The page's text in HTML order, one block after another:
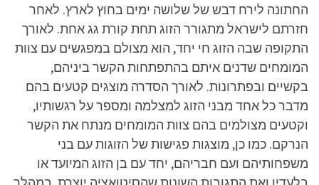
החתונה לירח דבש של שלושה ימים בחוץ לארץ. לאחר
חזרתם לישראל מתגורר הזוג תחת קורת גג אחת. לאורך
התקופה שבה הזוג חי יחד, הוא מצולם במפגשים עם צוות
המומחים שדנים איתם בהתפתחות הקשר ביניהם,
בקשיים ובפתרונות. לאורך הסדרה מוצגים קטעים בהם
מדבר כל אחד מבני הזוג למצלמה ומספר על רגשותיו,
וקטעים מצולמים בהם צוות המומחים מנתח את הקשר
הנרקם. כמו כן, מוצגות פגישות של הזוגות עם בני
משפחותיהם ועם חבריהם, יחד עם בן הזוג המיועד או